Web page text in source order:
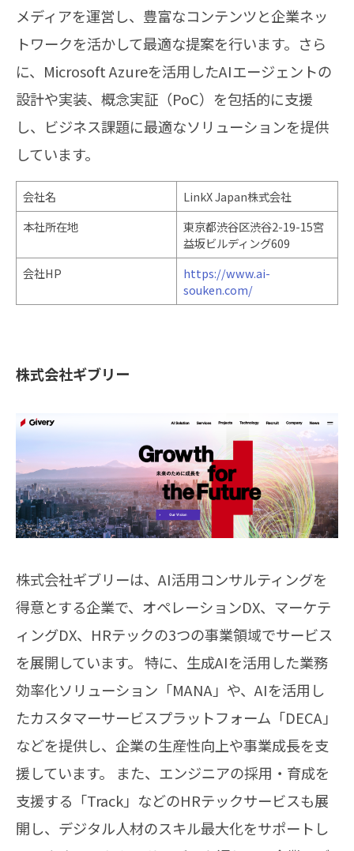
メディアを運営し、豊富なコンテンツと企業ネッ
トワークを活かして最適な提案を行います。​さら
に、Microsoft Azureを活用したAIエージェントの
設計や実装、概念実証（PoC）を包括的に支援
し、ビジネス課題に最適なソリューションを提供
しています。
会社名
LinkX Japan株式会社
本社所在地
東京都渋谷区渋谷2-19-15宮
益坂ビルディング609
会社HP
https://www.ai-
souken.com/
株式会社ギブリー
株式会社ギブリーは、AI活用コンサルティングを
得意とする企業で、オペレーションDX、マーケテ
ィングDX、HRテックの3つの事業領域でサービス
を展開しています。 ​特に、生成AIを活用した業務
効率化ソリューション「MANA」や、AIを活用し
たカスタマーサービスプラットフォーム「DECA」
などを提供し、企業の生産性向上や事業成長を支
援しています。 ​また、エンジニアの採用・育成を
支援する「Track」などのHRテックサービスも展
開し、デジタル人材のスキル最大化をサポートし